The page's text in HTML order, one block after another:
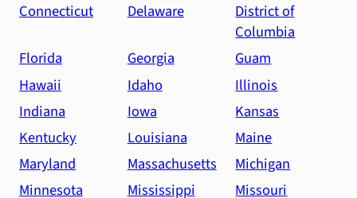
Connecticut
Delaware
District of
Columbia
Florida
Georgia
Guam
Hawaii
Idaho
Illinois
Indiana
Iowa
Kansas
Kentucky
Louisiana
Maine
Maryland
Massachusetts
Michigan
Minnesota
Mississippi
Missouri